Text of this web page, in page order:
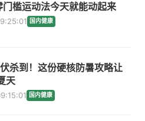
槛运动法今天就能动起来
国内健康
杀到！这份硬核防暑攻略让
天
国内健康